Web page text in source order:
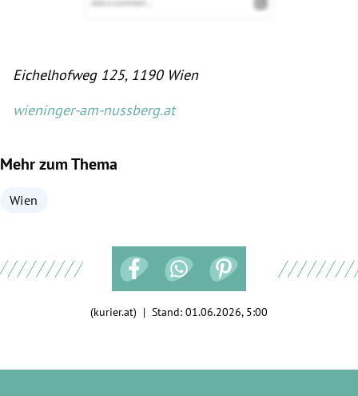
Eichelhofweg 125, 1190 Wien
wieninger-am-nussberg.at
Mehr zum Thema
Wien
(kurier.at) | Stand: 01.06.2026, 5:00